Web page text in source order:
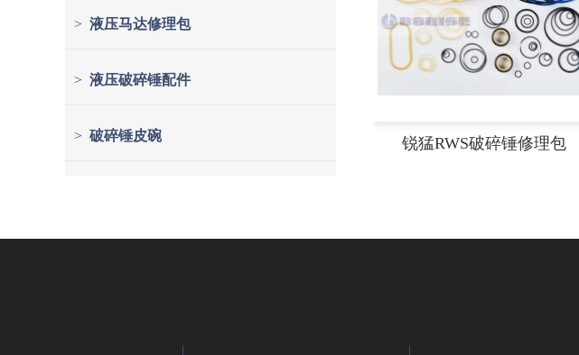
> 液压马达修理包
> 液压破碎锤配件
> 破碎锤皮碗 锐猛RWS破碎锤修理包